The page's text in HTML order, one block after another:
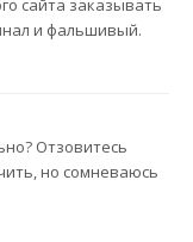
сайта заказывать
и фальшивый.
Отзовитесь
но сомневаюсь